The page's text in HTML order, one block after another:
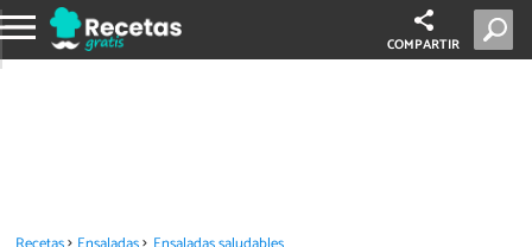
COMPARTIR